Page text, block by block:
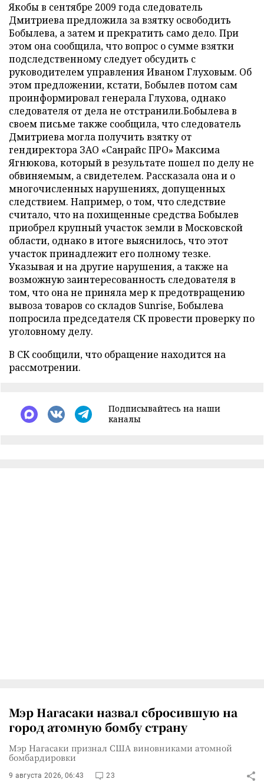
Якобы в сентябре 2009 года следователь
Дмитриева предложила за взятку освободить
Бобылева, а затем и прекратить само дело. При
этом она сообщила, что вопрос о сумме взятки
подследственному следует обсудить с
руководителем управления Иваном Глуховым. Об
этом предложении, кстати, Бобылев потом сам
проинформировал генерала Глухова, однако
следователя от дела не отстранили.Бобылева в
своем письме также сообщила, что следователь
Дмитриева могла получить взятку от
гендиректора ЗАО «Санрайс ПРО» Максима
Ягнюкова, который в результате пошел по делу не
обвиняемым, а свидетелем. Рассказала она и о
многочисленных нарушениях, допущенных
следствием. Например, о том, что следствие
считало, что на похищенные средства Бобылев
приобрел крупный участок земли в Московской
области, однако в итоге выяснилось, что этот
участок принадлежит его полному тезке.
Указывая и на другие нарушения, а также на
возможную заинтересованность следователя в
том, что она не приняла мер к предотвращению
вывоза товаров со складов Sunrise, Бобылева
попросила председателя СК провести проверку по
уголовному делу.
В СК сообщили, что обращение находится на
рассмотрении.
Подписывайтесь на наши
каналы
Мэр Нагасаки назвал сбросившую на
город атомную бомбу страну
Мэр Нагасаки признал США виновниками атомной
бомбардировки
9 августа 2026, 06:43 23